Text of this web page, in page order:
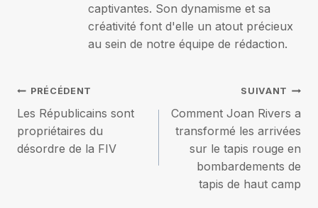
captivantes. Son dynamisme et sa
créativité font d'elle un atout précieux
au sein de notre équipe de rédaction.
Navigation
de
PRÉCÉDENT
Les Républicains sont
propriétaires du
désordre de la FIV
SUIVANT
Comment Joan Rivers a
transformé les arrivées
sur le tapis rouge en
bombardements de
tapis de haut camp